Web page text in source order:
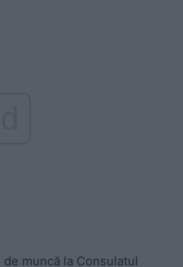
muncă la Consulatul